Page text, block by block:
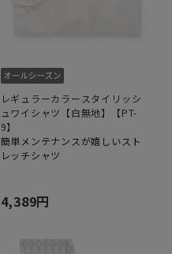
レギュラーカラースタイリッシ
ュワイシャツ【白無地】【PT-
9】
簡単メンテナンスが嬉しいスト
レッチシャツ
4,389円